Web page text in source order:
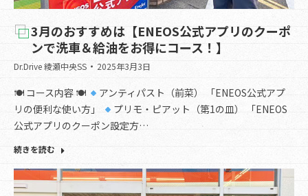
3月のおすすめは【ENEOS公式アプリのクーポ
ンで洗車＆給油をお得にコース！】
Dr.Drive 綾瀬中央SS 2025年3月3日
🍽 コース内容 🍽
アンティパスト（前菜） 「ENEOS公式アプ
リの便利な使い方」
プリモ・ピアット（第1の皿） 「ENEOS
公式アプリのクーポン設定方…
続きを読む